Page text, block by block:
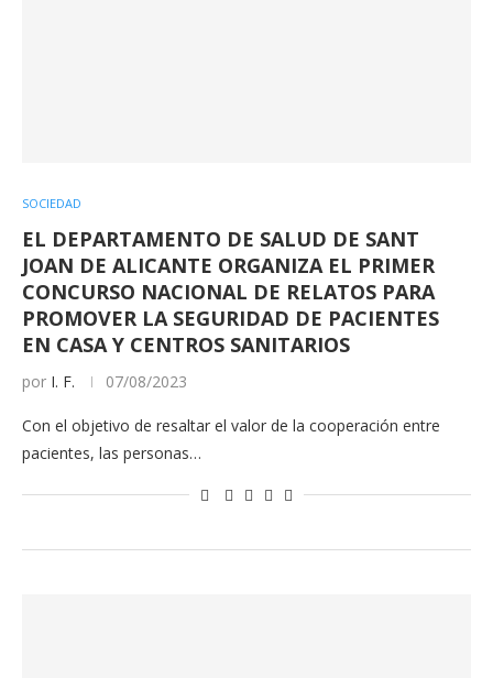
SOCIEDAD
EL DEPARTAMENTO DE SALUD DE SANT
JOAN DE ALICANTE ORGANIZA EL PRIMER
CONCURSO NACIONAL DE RELATOS PARA
PROMOVER LA SEGURIDAD DE PACIENTES
EN CASA Y CENTROS SANITARIOS
por I. F. 07/08/2023
Con el objetivo de resaltar el valor de la cooperación entre
pacientes, las personas…